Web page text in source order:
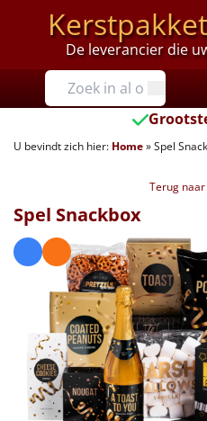
De leverancier die
Prijzen
Tot €25
€25 tot €35
€40 tot €45
€45 tot €50
€50 tot €55
€55 tot €75
€75 tot €100
U bevindt zich hier: Home»Spel
Terug
Spel Snackbox